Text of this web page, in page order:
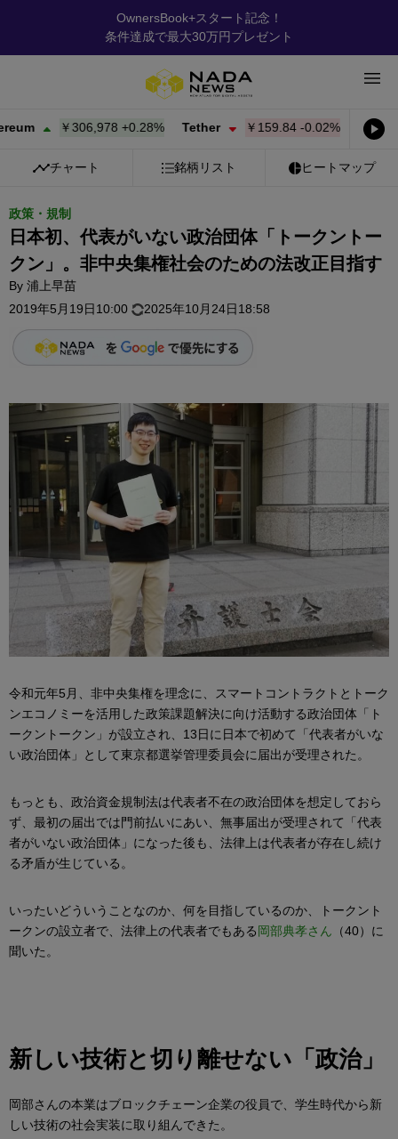
OwnersBook+スタート記念！
条件達成で最大30万円プレゼント
￥306,978+0.28% Tether ￥159.84-0.02% BNB ￥
チャート 銘柄リスト ヒートマップ
政策・規制
日本初、代表がいない政治団体「トークントー
クン」。非中央集権社会のための法改正目指す
By 浦上早苗
2019年5月19日10:00
2025年10月24日18:58
令和元年5月、非中央集権を理念に、スマートコントラクトとトーク
ンエコノミーを活用した政策課題解決に向け活動する政治団体「ト
ークントークン」が設立され、13日に日本で初めて「代表者がいな
い政治団体」として東京都選挙管理委員会に届出が受理された。
もっとも、政治資金規制法は代表者不在の政治団体を想定しておら
ず、最初の届出では門前払いにあい、無事届出が受理されて「代表
者がいない政治団体」になった後も、法律上は代表者が存在し続け
る矛盾が生じている。
いったいどういうことなのか、何を目指しているのか、トークント
ークンの設立者で、法律上の代表者でもある 岡部典孝さん （40）に
聞いた。
新しい技術と切り離せない「政治」
岡部さんの本業はブロックチェーン企業の役員で、学生時代から新
しい技術の社会実装に取り組んできた。